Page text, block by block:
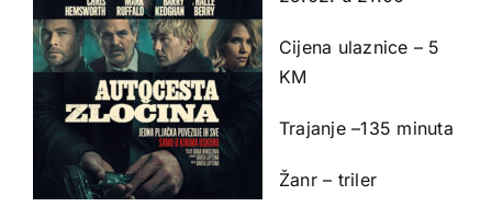
Cijena ulaznice – 5
KM
Trajanje –135 minuta
Žanr – triler